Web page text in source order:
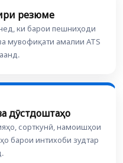
резюме
ки барои пешниҳоди
мувофиқати амалии ATS
дӯстдоштаҳо
сорткунӣ, намоишҳои
барои интихоби зудтар